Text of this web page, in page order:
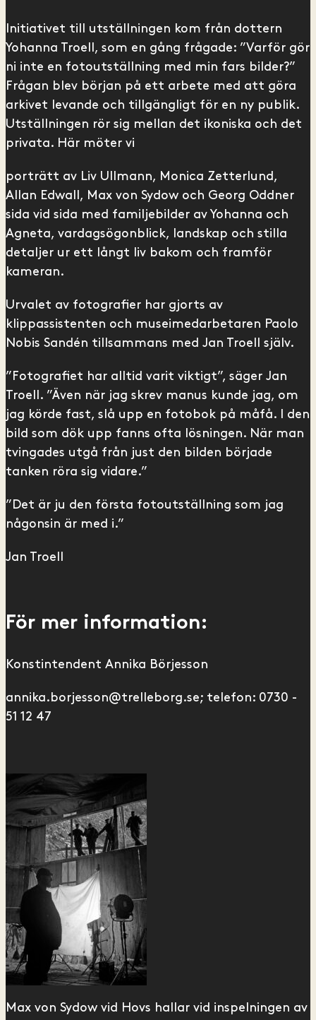
Initiativet till utställningen kom från dottern
Yohanna Troell, som en gång frågade: ”Varför gör
ni inte en fotoutställning med min fars bilder?”
Frågan blev början på ett arbete med att göra
arkivet levande och tillgängligt för en ny publik.
Utställningen rör sig mellan det ikoniska och det
privata. Här möter vi
porträtt av Liv Ullmann, Monica Zetterlund,
Allan Edwall, Max von Sydow och Georg Oddner
sida vid sida med familjebilder av Yohanna och
Agneta, vardagsögonblick, landskap och stilla
detaljer ur ett långt liv bakom och framför
kameran.
Urvalet av fotografier har gjorts av
klippassistenten och museimedarbetaren Paolo
Nobis Sandén tillsammans med Jan Troell själv.
”Fotografiet har alltid varit viktigt”, säger Jan
Troell. ”Även när jag skrev manus kunde jag, om
jag körde fast, slå upp en fotobok på måfå. I den
bild som dök upp fanns ofta lösningen. När man
tvingades utgå från just den bilden började
tanken röra sig vidare.”
”Det är ju den första fotoutställning som jag
någonsin är med i.”
Jan Troell
För mer information:
Konstintendent Annika Börjesson
annika.borjesson@trelleborg.se; telefon: 0730 -
51 12 47
Max von Sydow vid Hovs hallar vid inspelningen av